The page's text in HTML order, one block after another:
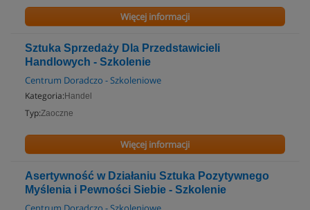
Więcej informacji
Sztuka Sprzedaży Dla Przedstawicieli
Handlowych - Szkolenie
Centrum Doradczo - Szkoleniowe
Kategoria: Handel
Typ:Zaoczne
Więcej informacji
Asertywność w Działaniu Sztuka Pozytywnego
Myślenia i Pewności Siebie - Szkolenie